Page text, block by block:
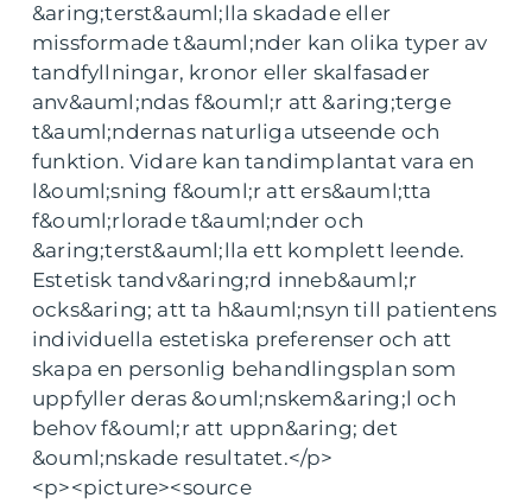
&aring;terst&auml;lla skadade eller
missformade t&auml;nder kan olika typer av
tandfyllningar, kronor eller skalfasader
anv&auml;ndas f&ouml;r att &aring;terge
t&auml;ndernas naturliga utseende och
funktion. Vidare kan tandimplantat vara en
l&ouml;sning f&ouml;r att ers&auml;tta
f&ouml;rlorade t&auml;nder och
&aring;terst&auml;lla ett komplett leende.
Estetisk tandv&aring;rd inneb&auml;r
ocks&aring; att ta h&auml;nsyn till patientens
individuella estetiska preferenser och att
skapa en personlig behandlingsplan som
uppfyller deras &ouml;nskem&aring;l och
behov f&ouml;r att uppn&aring; det
&ouml;nskade resultatet.</p>
<p><picture><source